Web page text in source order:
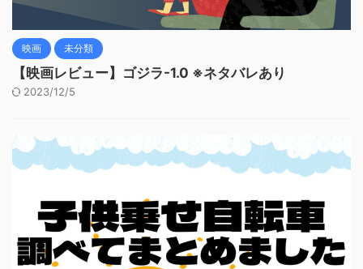
映画 未分類
【映画レビュー】ゴジラ-1.0 ※ネタバレあり
2023/12/5